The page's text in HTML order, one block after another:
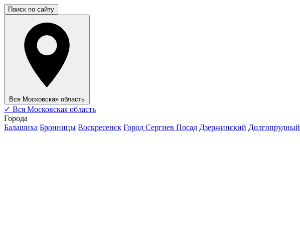
Поиск по сайту
Вся Московская область
✓ Вся Московская область
Города
Балашиха Бронницы Воскресенск Город Сергиев Посад Дзержинский Долгопрудный